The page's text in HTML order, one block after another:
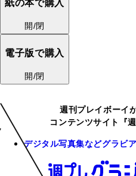
紙の本で購入
開/閉
電子版で購入
開/閉
週刊プレイボーイ
コンテンツサイト『
デジタル写真集などグラビ